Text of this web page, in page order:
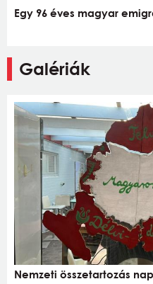
Egy 96 éves magyar
Galériák
Nemzeti összetartozás